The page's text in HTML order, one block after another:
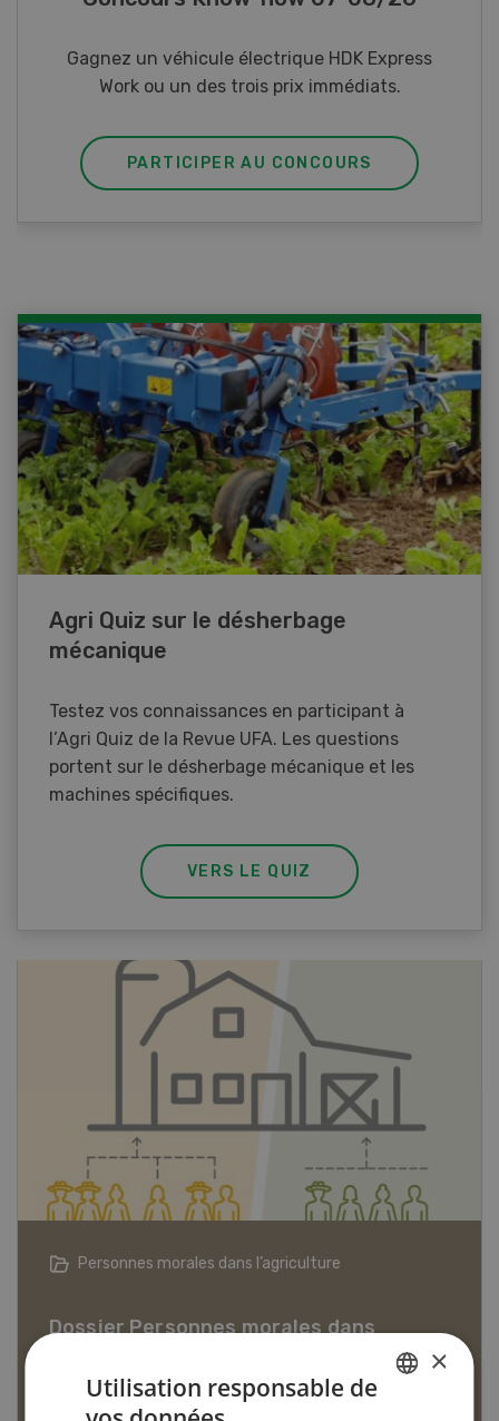
Gagnez l’un des cinq couteaux de poche LANDI
PARTICIPER AU CONCOURS
Agri Quiz sur le désherbage
mécanique
Testez vos connaissances en participant à
l’Agri Quiz de la Revue UFA. Les questions
portent sur le désherbage mécanique et les
machines spécifiques.
VERS LE QUIZ
Articles biologiques
×
Utilisation responsable de